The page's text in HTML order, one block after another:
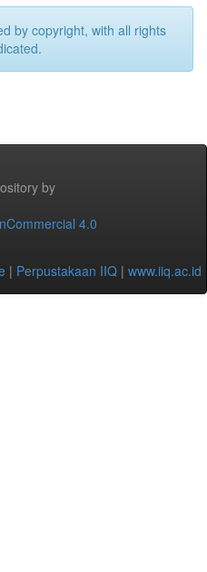
by copyright, with all rights
by
4.0
| Perpustakaan IIQ | www.iiq.ac.id